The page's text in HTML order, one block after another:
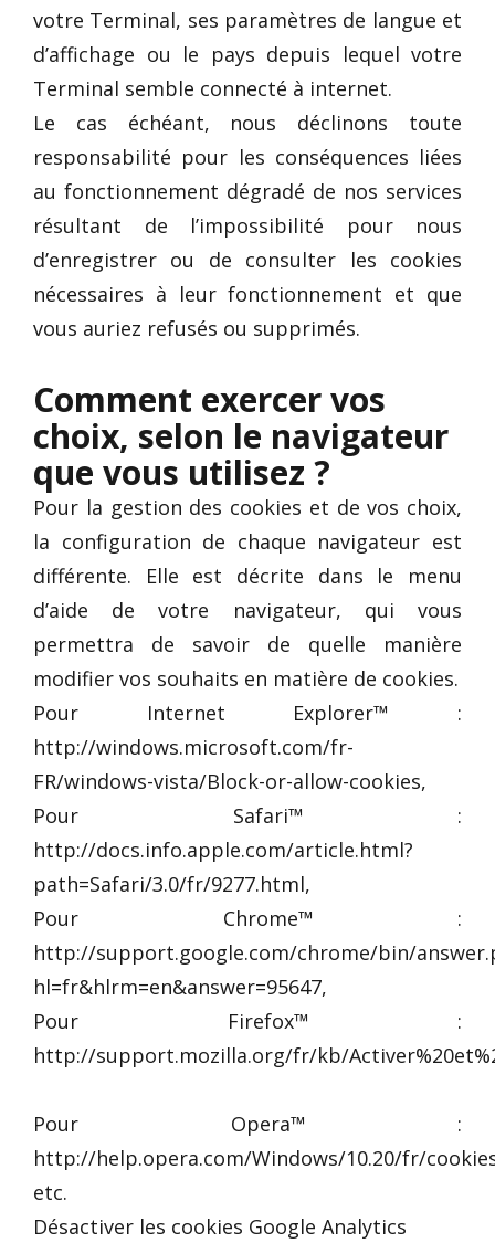
votre Terminal, ses paramètres de langue et
d’affichage ou le pays depuis lequel votre
Terminal semble connecté à internet.
Le cas échéant, nous déclinons toute
responsabilité pour les conséquences liées
au fonctionnement dégradé de nos services
résultant de l’impossibilité pour nous
d’enregistrer ou de consulter les cookies
nécessaires à leur fonctionnement et que
vous auriez refusés ou supprimés.
Comment exercer vos
choix, selon le navigateur
que vous utilisez ?
Pour la gestion des cookies et de vos choix,
la configuration de chaque navigateur est
différente. Elle est décrite dans le menu
d’aide de votre navigateur, qui vous
permettra de savoir de quelle manière
modifier vos souhaits en matière de cookies.
Pour Internet Explorer™ :
http://windows.microsoft.com/fr-
FR/windows-vista/Block-or-allow-cookies,
Pour Safari™ :
http://docs.info.apple.com/article.html?
path=Safari/3.0/fr/9277.html,
Pour Chrome™ :
http://support.google.com/chrome/bin/
hl=fr&hlrm=en&answer=95647,
Pour Firefox™ :
http://support.mozilla.org/fr/kb/
Pour Opera™ :
http://help.opera.com/Windows/10.20/fr/
etc.
Désactiver les cookies Google Analytics